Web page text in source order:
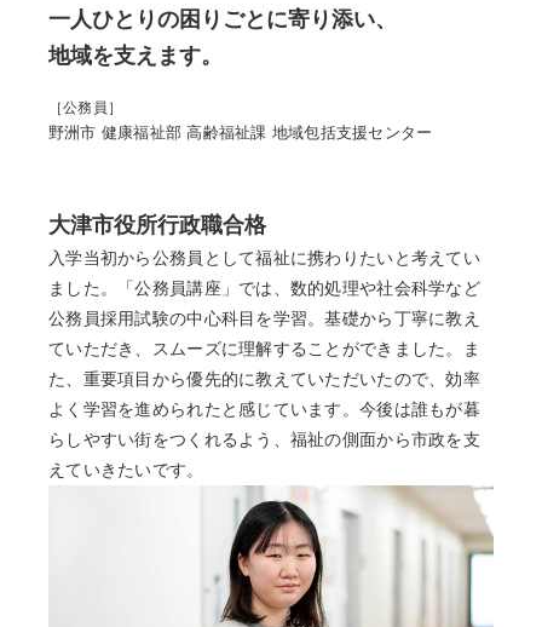
一人ひとりの困りごとに寄り添い、
地域を支えます。
［公務員］
野洲市 健康福祉部 高齢福祉課 地域包括支援センター
大津市役所行政職合格
入学当初から公務員として福祉に携わりたいと考えてい
ました。「公務員講座」では、数的処理や社会科学など
公務員採用試験の中心科目を学習。基礎から丁寧に教え
ていただき、スムーズに理解することができました。ま
た、重要項目から優先的に教えていただいたので、効率
よく学習を進められたと感じています。今後は誰もが暮
らしやすい街をつくれるよう、福祉の側面から市政を支
えていきたいです。